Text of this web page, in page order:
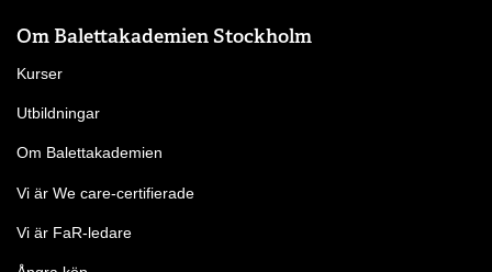
Om Balettakademien Stockholm
Kurser
Utbildningar
Om Balettakademien
Vi är We care-certifierade
Vi är FaR-ledare